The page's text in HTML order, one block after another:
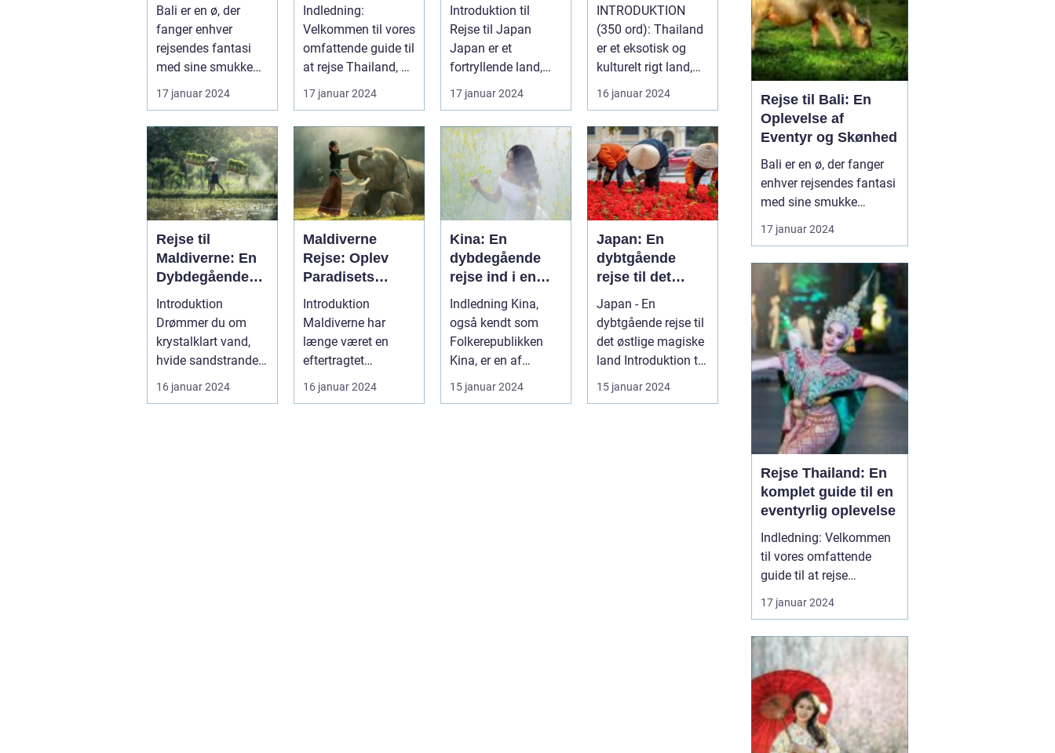
Bali er en ø, der
fanger enhver
rejsendes fantasi
med sine smukke
strande, frodige
rismarker og en u...
17 januar 2024
oplevelse
Indledning:
Velkommen til vores
omfattende guide til
at rejse Thailand, et
land rigt på kultur,
hist...
17 januar 2024
Introduktion til
Rejse til Japan
Japan er et
fortryllende land,
berømt for sin
unikke blanding af
g...
17 januar 2024
paradis
INTRODUKTION
(350 ord): Thailand
er et eksotisk og
kulturelt rigt land,
der har tiltrukket
rejsende...
16 januar 2024
Rejse til
Maldiverne: En
Dybdegående
Oplevelse af
Paradis
Introduktion
Drømmer du om
krystalklart vand,
hvide sandstrande
og en afslappende
atmosfære? Så er
16 januar 2024
Maldiverne
Rejse: Oplev
Paradisets
Skønhed og
Historie
Introduktion
Maldiverne har
længe været en
eftertragtet
destination for
rejsende, der søger
16 januar 2024
Kina: En
dybdegående
rejse ind i en
gammel kultur
Indledning Kina,
også kendt som
Folkerepublikken
Kina, er en af
verdens ældste og
mest befolkede na...
15 januar 2024
Japan: En
dybtgående
rejse til det
østlige magiske
land
Japan - En
dybtgående rejse til
det østlige magiske
land Introduktion til
Japan Japan, et
land be...
15 januar 2024
Rejse til Bali: En
Oplevelse af
Eventyr og Skønhed
Bali er en ø, der fanger
enhver rejsendes fantasi
med sine smukke
strande, frodige
rismarker og en unik
tage dig med på en
dybdegående rejse til
Bali og dykke ned i, hvad
der gør denne
destination så speciel.
Uanset om du er...
17 januar 2024
Rejse Thailand: En
komplet guide til en
eventyrlig oplevelse
Indledning: Velkommen
til vores omfattende
guide til at rejse
Thailand, et land rigt på
kultur, historie og
Uanset om du er en
eventyrlysten rejsende,
en kulturel enthusiast
eller en solsøgende
strandløve, vil Thailand
præsente...
17 januar 2024